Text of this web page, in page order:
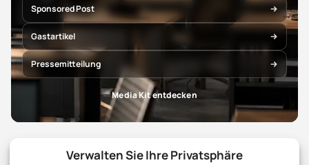
Verwalten Sie Ihre Privatsphäre
Sponsored Post
Gastartikel
Pressemitteilung
Media Kit entdecken